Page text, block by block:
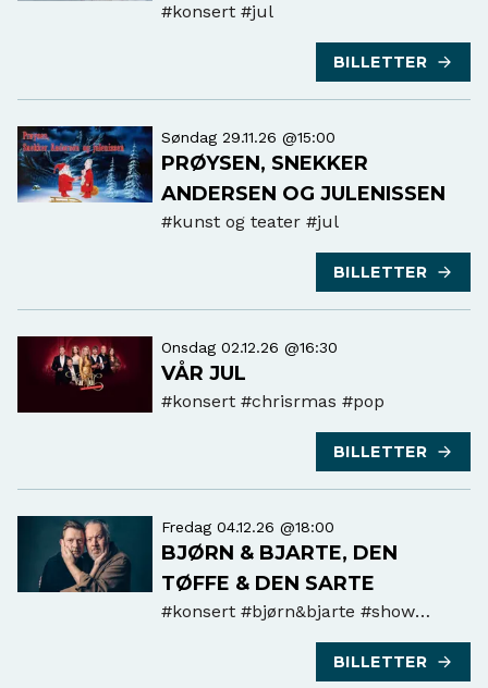
#konsert #jul
BILLETTER
Søndag 29.11.26 @15:00
PRØYSEN, SNEKKER
ANDERSEN OG JULENISSEN
#kunst og teater #jul
BILLETTER
Onsdag 02.12.26 @16:30
VÅR JUL
#konsert #chrisrmas #pop
BILLETTER
Fredag 04.12.26 @18:00
BJØRN & BJARTE, DEN
TØFFE & DEN SARTE
#konsert #bjørn&bjarte #show
BILLETTER